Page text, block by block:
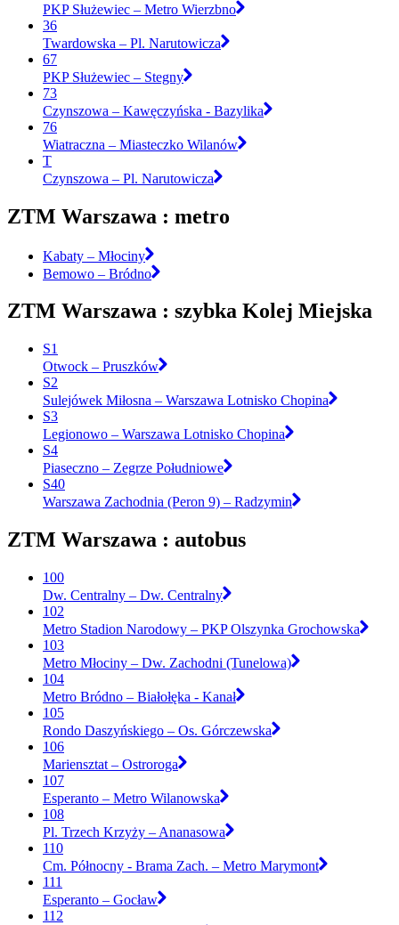
PKP Służewiec – Metro Wierzbno
36
Twardowska – Pl. Narutowicza
67
PKP Służewiec – Stegny
73
Czynszowa – Kawęczyńska - Bazylika
76
Wiatraczna – Miasteczko Wilanów
T
Czynszowa – Pl. Narutowicza
ZTM Warszawa : metro
Kabaty – Młociny
Bemowo – Bródno
ZTM Warszawa : szybka Kolej Miejska
S1
Otwock – Pruszków
S2
Sulejówek Miłosna – Warszawa Lotnisko Chopina
S3
Legionowo – Warszawa Lotnisko Chopina
S4
Piaseczno – Zegrze Południowe
S40
Warszawa Zachodnia (Peron 9) – Radzymin
ZTM Warszawa : autobus
100
Dw. Centralny – Dw. Centralny
102
Metro Stadion Narodowy – PKP Olszynka Grochowska
103
Metro Młociny – Dw. Zachodni (Tunelowa)
104
Metro Bródno – Białołęka - Kanał
105
Rondo Daszyńskiego – Os. Górczewska
106
Mariensztat – Ostroroga
107
Esperanto – Metro Wilanowska
108
Pl. Trzech Krzyży – Ananasowa
110
Cm. Północny - Brama Zach. – Metro Marymont
111
Esperanto – Gocław
112